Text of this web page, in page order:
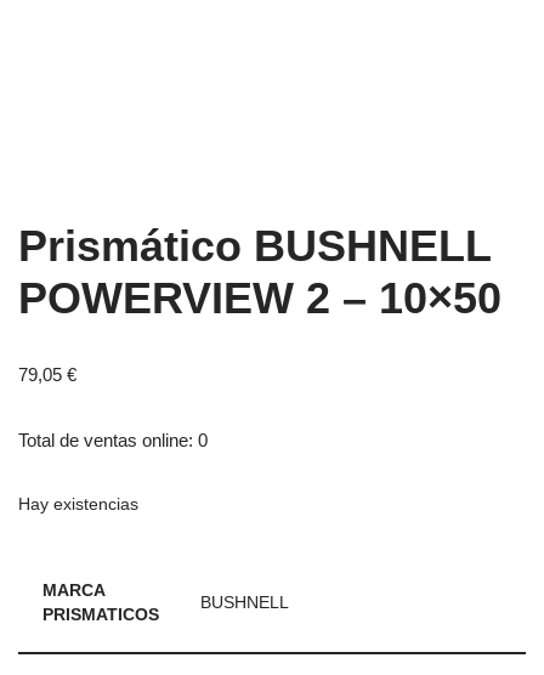
Prismático BUSHNELL
POWERVIEW 2 – 10×50
79,05 €
Total de ventas online: 0
Hay existencias
MARCA
PRISMATICOS
BUSHNELL